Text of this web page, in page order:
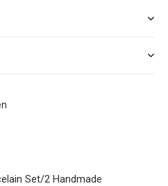
Set/2 Handmade